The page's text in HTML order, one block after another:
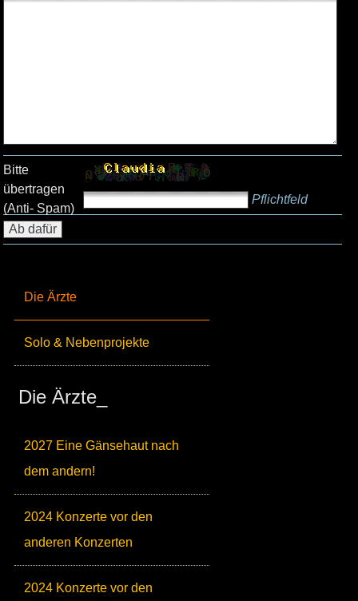
Die Ärzte
Solo & Nebenprojekte
Die Ärzte_
2027 Eine Gänsehaut nach
dem andern!
2024 Konzerte vor den
anderen Konzerten
2024 Konzerte vor den
Bitte
übertragen
(Anti- Spam)
Pflichtfeld